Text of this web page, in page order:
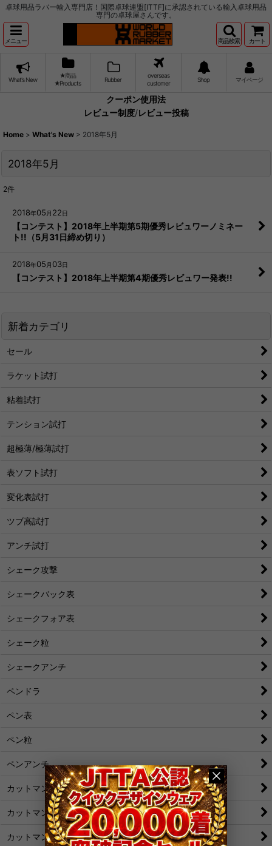
卓球用品ラバー輸入専門店！国際卓球連盟[ITTF]に承認されている輸入卓球用品
専門の卓球屋さんです。
メニュー 商品検索 カート
What's New
★商品
★Products
Rubber
overseas
customer
Shop マイページ
クーポン使用法
レビュー制度/レビュー投稿
Home > What's New > 2018年5月
2018年5月
2件
2018年05 月 22日
【コンテスト】2018年上半期第5期優秀レビュワーノミネー
ト!!（5月31日締め切り）
2018年05 月 03日
【コンテスト】2018年上半期第4期優秀レビュワー発表!!
新着カテゴリ
セール
ラケット試打
粘着試打
テンション試打
超極薄/極薄試打
表ソフト試打
変化表試打
ツブ高試打
アンチ試打
シェーク攻撃
シェークバック表
シェークフォア表
シェーク粒
シェークアンチ
ペンドラ
ペン表
ペン粒
ペンアンチ
カットマン[裏]
カットマン[表/変化表]
カットマン[粒/アンチ]